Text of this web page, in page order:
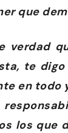
que
verdad
te
en todo
los que